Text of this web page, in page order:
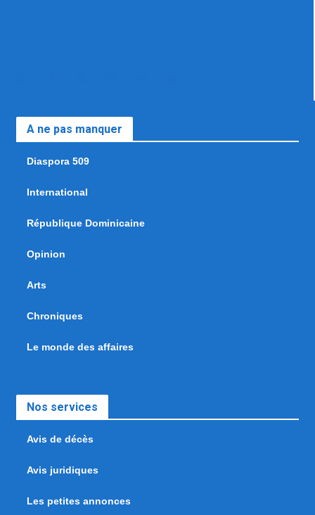
A ne pas manquer
Diaspora 509
International
République Dominicaine
Opinion
Arts
Chroniques
Le monde des affaires
Nos services
Avis de décès
Avis juridiques
Les petites annonces